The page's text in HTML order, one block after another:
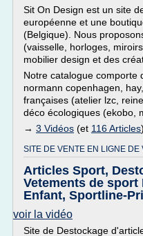
Sit On Design est un site
européenne et une
(Belgique). Nous
(vaisselle, horloges,
mobilier design et des
Notre catalogue comporte
normann copenhagen,
françaises (atelier lzc,
déco écologiques (ekobo,
→ 3 Vidéos (et 116 Articles
SITE DE VENTE EN LIGNE
Articles Sport,
Vetements de sport
Enfant, Sportline-
voir la vidéo
Site de Destockage